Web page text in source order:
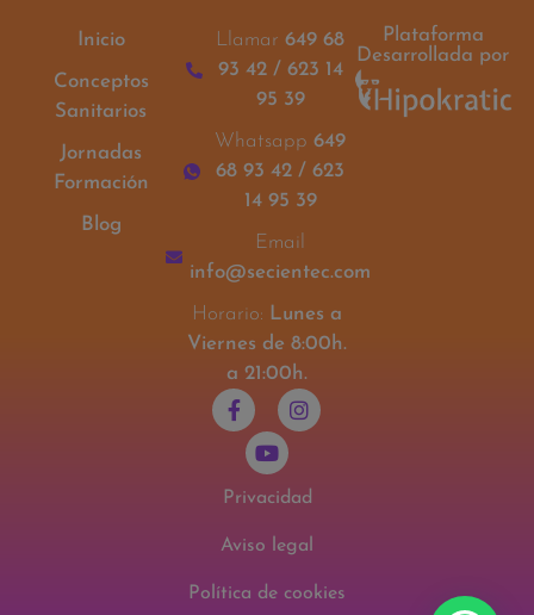
Inicio
Conceptos
Sanitarios
Jornadas
Formación
Blog
Llamar649 68
93 42 / 623 14
95 39
Whatsapp649
68 93 42 / 623
14 95 39
Email
info@secientec.com
Horario: Lunes a
Viernes de 8:00h.
a 21:00h.
Plataforma
Desarrollada por
Privacidad
Aviso legal
Política de cookies